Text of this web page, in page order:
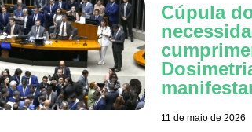
Cúpula
11 de maio de 2026